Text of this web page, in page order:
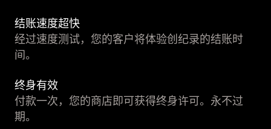
结账速度超快
经过速度测试，您的客户将体验创纪录的结账时
间。
终身有效
付款一次，您的商店即可获得终身许可。永不过
期。